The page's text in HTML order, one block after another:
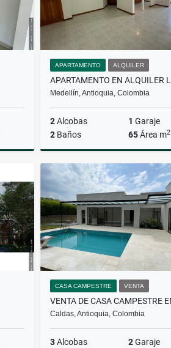
APARTAMENTO ALQUILER
Medellín, Antioquia, Colombia
2Alcobas 1 Garaje
2 Baños 65Área m2
$3.500.000
CASA CAMPESTRE VENTA
Caldas, Antioquia, Colombia
3Alcobas 2Garaje